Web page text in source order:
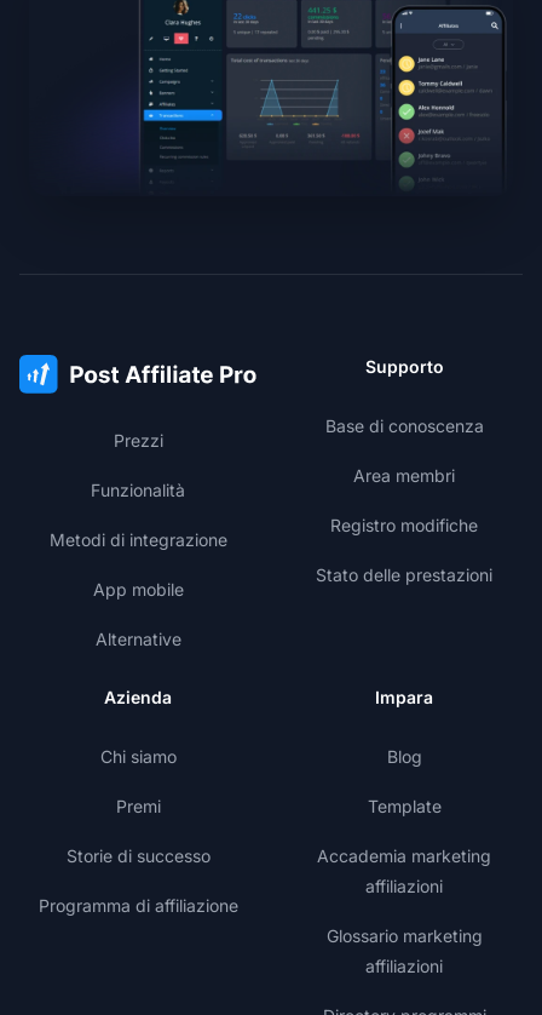
Prezzi
Funzionalità
Metodi di integrazione
App mobile
Alternative
Supporto
Base di conoscenza
Area membri
Registro modifiche
Stato delle prestazioni
Azienda
Chi siamo
Premi
Storie di successo
Programma di affiliazione
Impara
Blog
Template
Accademia marketing
affiliazioni
Glossario marketing
affiliazioni